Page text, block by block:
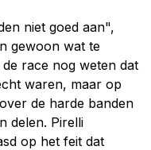
niet goed aan",
gewoon wat te
race nog weten dat
waren, maar op
de harde banden
delen. Pirelli
op het feit dat